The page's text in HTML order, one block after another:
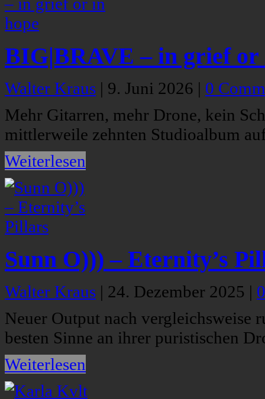
BIG|BRAVE – in grief or
Walter Kraus | 9. Juni 2026 | 0
Mehr Gitarren, mehr Drone, kein
mittlerweile zehnten Studioalbum
Weiterlesen
Sunn O))) – Eternity’s
Walter Kraus | 24. Dezember 2025 |
Neuer Output nach vergleichsweise
besten Sinne an ihrer puristischen
Weiterlesen